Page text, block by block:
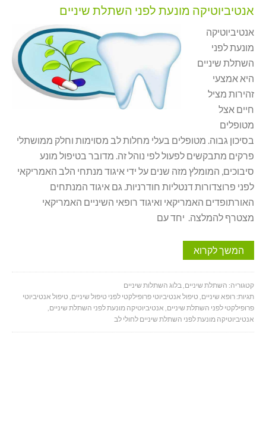
אנטיביוטיקה מונעת לפני השתלת שיניים
אנטיביוטיקה
מונעת לפני
השתלת שיניים
היא אמצעי
זהירות מציל
חיים אצל
מטופלים
בסיכון גבוה. מטופלים בעלי מחלות לב מסוימות וחלק ממושתלי
פרקים מתבקשים לפעול לפי נוהל זה. מדובר בטיפול מונע
סיבוכים, המומלץ מזה שנים על ידי איגוד מנתחי הלב האמריקאי
לפני פרוצדורות דנטליות חודרניות. גם איגוד המנתחים
האורתופדים האמריקאי ואיגוד רופאי השיניים האמריקאי
מצטרף להמלצה. יחד עם
המשך לקרוא
קטגוריה: השתלת שיניים,בלוג השתלות שיניים
תגיות: רופא שיניים, טיפול אנטיביוטי פרופילקטי לפני טיפול שיניים, טיפול אנטיביוטי
פרופילקטי לפני השתלת שיניים, אנטיביוטיקה מונעת לפני השתלת שיניים,
אנטיביוטיקה מונעת לפני השתלת שיניים לחולי לב